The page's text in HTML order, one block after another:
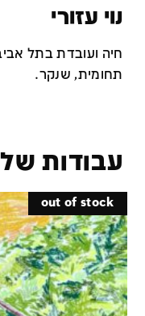
נוי עזורי
חיה ועובדת בתל
תחומית, שנקר.
עבודות של
out of stock